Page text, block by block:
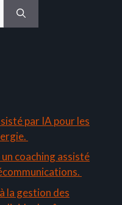
par IA pour les
coaching assisté
la gestion des